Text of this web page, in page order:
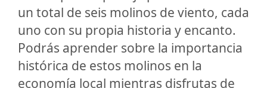
un total de seis molinos de viento, cada
uno con su propia historia y encanto.
Podrás aprender sobre la importancia
histórica de estos molinos en la
economía local mientras disfrutas de